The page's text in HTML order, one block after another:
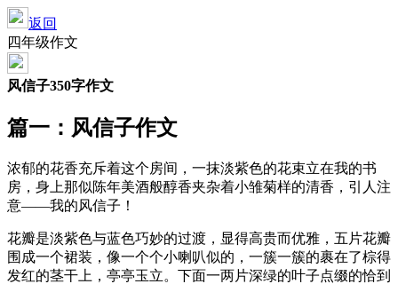
返回
四年级作文
风信子350字作文
篇一：风信子作文
浓郁的花香充斥着这个房间，一抹淡紫色的花束立在我的书
房，身上那似陈年美酒般醇香夹杂着小雏菊样的清香，引人注
意——我的风信子！
花瓣是淡紫色与蓝色巧妙的过渡，显得高贵而优雅，五片花瓣
围成一个裙装，像一个个小喇叭似的，一簇一簇的裹在了棕得
发红的茎干上，亭亭玉立。下面一两片深绿的叶子点缀的恰到